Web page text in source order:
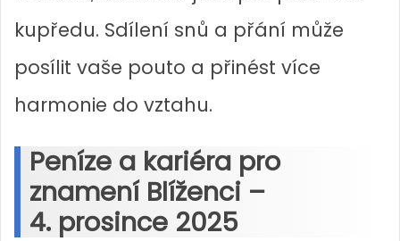
kupředu. Sdílení snů a přání může
posílit vaše pouto a přinést více
harmonie do vztahu.
Peníze a kariéra pro
znamení Blíženci –
4. prosince 2025